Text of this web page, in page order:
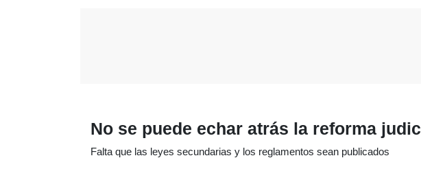
No se puede echar atrás la reforma
Falta que las leyes secundarias y los reglamentos sean publicados